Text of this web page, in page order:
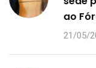
ao
21/05/